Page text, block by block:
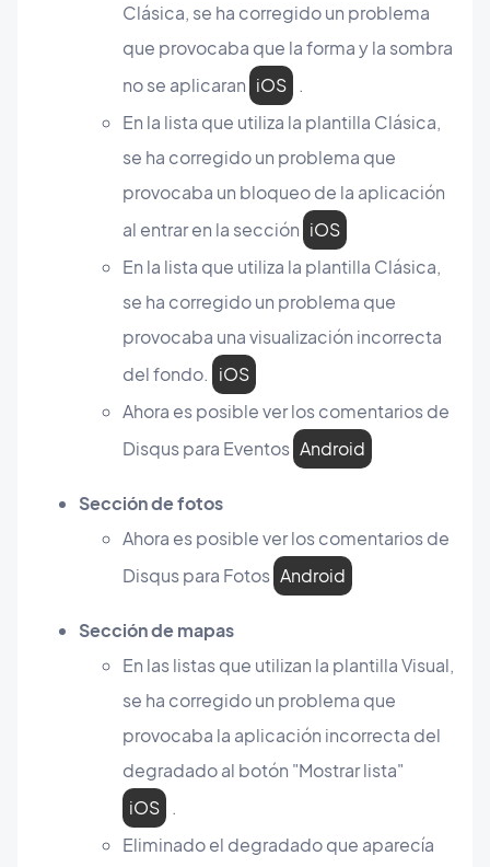
Clásica, se ha corregido un problema
que provocaba que la forma y la sombra
no se aplicaran iOS .
En la lista que utiliza la plantilla Clásica,
se ha corregido un problema que
provocaba un bloqueo de la aplicación
al entrar en la sección iOS
En la lista que utiliza la plantilla Clásica,
se ha corregido un problema que
provocaba una visualización incorrecta
del fondo. iOS
Ahora es posible ver los comentarios de
Disqus para Eventos Android
Sección de fotos
Ahora es posible ver los comentarios de
Disqus para Fotos Android
Sección de mapas
En las listas que utilizan la plantilla Visual,
se ha corregido un problema que
provocaba la aplicación incorrecta del
degradado al botón "Mostrar lista"
iOS .
Eliminado el degradado que aparecía